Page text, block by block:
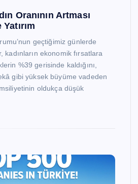
Oranının Artması
geçtiğimiz günlerde
kadınların ekonomik fırsatlara
%39 gerisinde kaldığını,
gibi yüksek büyüme vadeden
oldukça düşük